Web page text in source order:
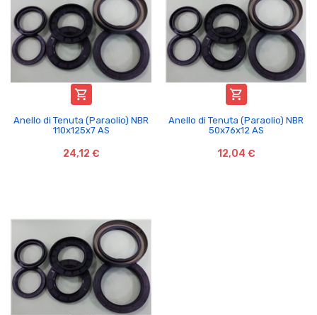

Anello di Tenuta (Paraolio) NBR
110x125x7 AS
24,12 €

Anello di Tenuta (Paraolio) NBR
50x76x12 AS
12,04 €